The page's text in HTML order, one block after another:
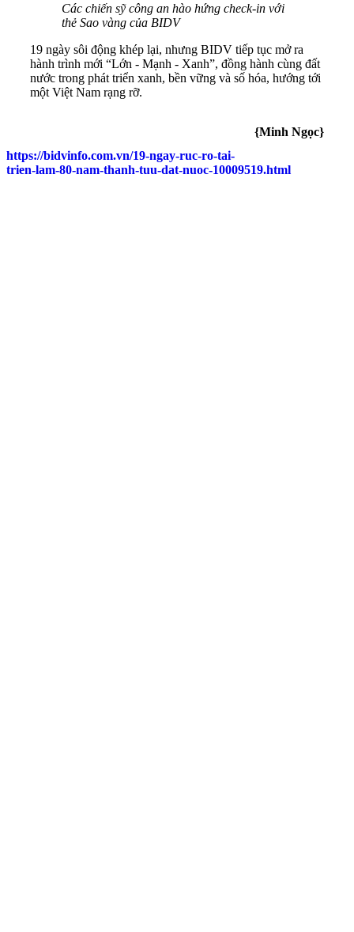
Các chiến sỹ công an hào hứng check-in với
thẻ Sao vàng của BIDV
19 ngày sôi động khép lại, nhưng BIDV tiếp tục mở ra
hành trình mới “Lớn - Mạnh - Xanh”, đồng hành cùng đất
nước trong phát triển xanh, bền vững và số hóa, hướng tới
một Việt Nam rạng rỡ.
{Minh Ngọc}
https://bidvinfo.com.vn/19-ngay-ruc-ro-tai-
trien-lam-80-nam-thanh-tuu-dat-nuoc-10009519.html